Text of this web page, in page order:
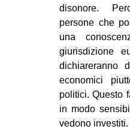
disonore.
persone che
una
giurisdizione
dichiareranno
economici
politici. Questo
in modo
vedono investiti.